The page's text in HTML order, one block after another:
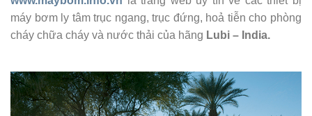
máy bơm ly tâm trục ngang, trục đứng, hoả tiễn cho phòng
cháy chữa cháy và nước thải của hãng Lubi – India.